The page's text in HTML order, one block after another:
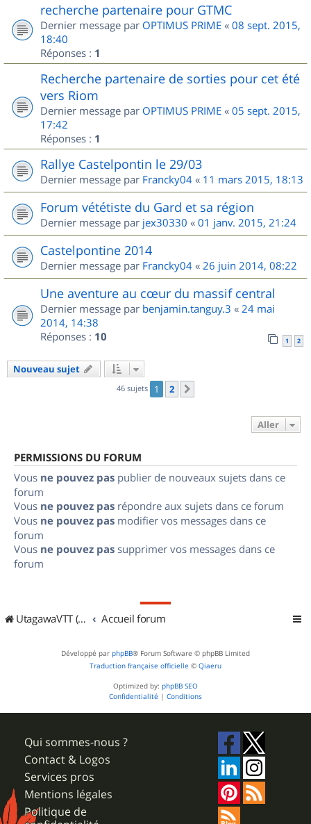
recherche partenaire pour GTMC
Dernier message par OPTIMUS PRIME « 08 sept. 2015,
18:40
Réponses : 1
Recherche partenaire de sorties pour cet été
vers Riom
Dernier message par OPTIMUS PRIME « 05 sept. 2015,
17:42
Réponses : 1
Rallye Castelpontin le 29/03
Dernier message par Francky04 « 11 mars 2015, 18:13
Forum vététiste du Gard et sa région
Dernier message par jex30330 « 01 janv. 2015, 21:24
Castelpontine 2014
Dernier message par Francky04 « 26 juin 2014, 08:22
Une aventure au cœur du massif central
Dernier message par benjamin.tanguy.3 « 24 mai
2014, 14:38
Réponses : 10 1 2
Nouveau sujet
46 sujets 1 2
Aller
PERMISSIONS DU FORUM
Vous ne pouvez pas publier de nouveaux sujets dans ce
forum
Vous ne pouvez pas répondre aux sujets dans ce forum
Vous ne pouvez pas modifier vos messages dans ce
forum
Vous ne pouvez pas supprimer vos messages dans ce
forum
UtagawaVTT (Randos VTT et VTTAE avec traces GPS) Accueil forum
Développé par phpBB® Forum Software © phpBB Limited
Traduction française officielle © Qiaeru
Optimized by: phpBB SEO
Confidentialité | Conditions
Qui sommes-nous ?
Contact & Logos
Services pros
Mentions légales
Politique de